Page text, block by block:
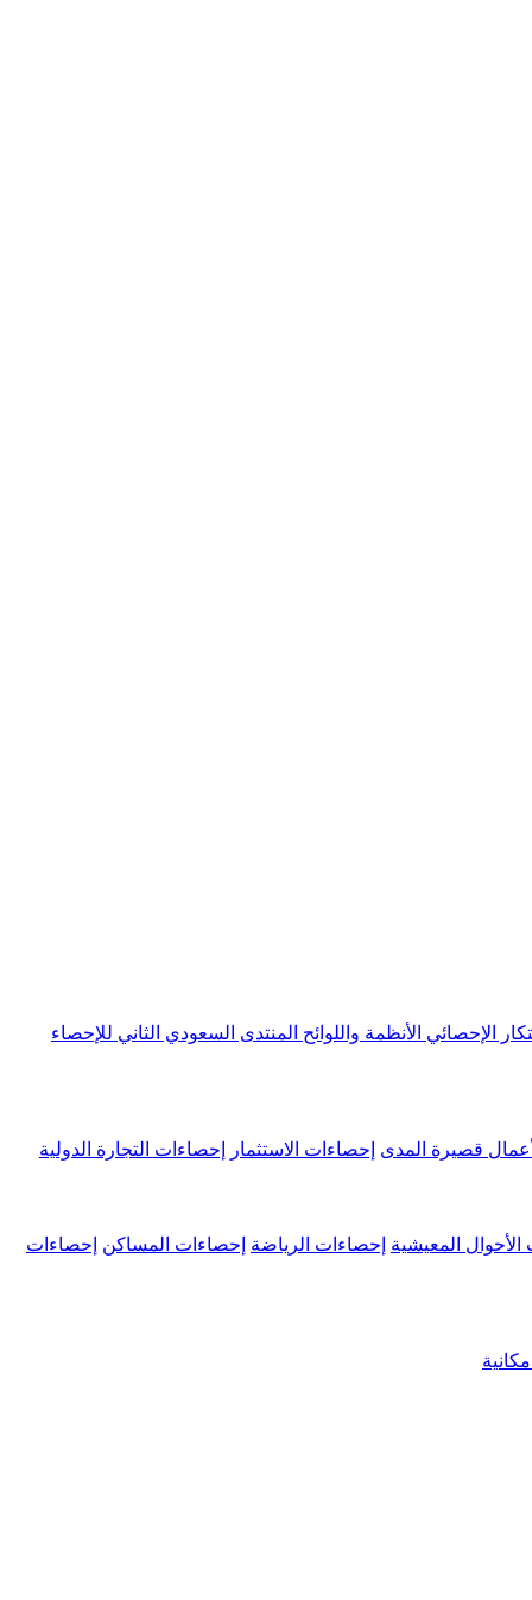
الإحصائي الأنظمة واللوائح المنتدى السعودي الثاني للإحصاء
قصيرة المدى إحصاءات الاستثمار إحصاءات التجارة الدولية
الأحوال المعيشية إحصاءات الرياضة إحصاءات المساكن إحصاءات